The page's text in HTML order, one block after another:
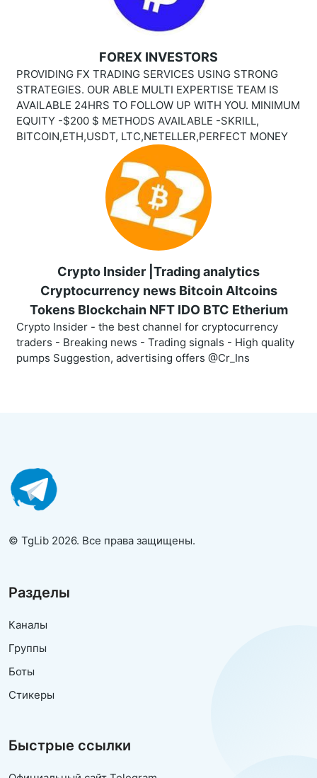
FOREX INVESTORS
PROVIDING FX TRADING SERVICES USING STRONG
STRATEGIES. OUR ABLE MULTI EXPERTISE TEAM IS
AVAILABLE 24HRS TO FOLLOW UP WITH YOU. MINIMUM
EQUITY -$200 $ METHODS AVAILABLE -SKRILL,
BITCOIN,ETH,USDT, LTC,NETELLER,PERFECT MONEY
Crypto Insider |Trading analytics
Cryptocurrency news Bitcoin Altcoins
Tokens Blockchain NFT IDO BTC Etherium
Crypto Insider - the best channel for cryptocurrency
traders - Breaking news - Trading signals - High quality
pumps Suggestion, advertising offers @Cr_Ins
© TgLib 2026. Все права защищены.
Разделы
Каналы
Группы
Боты
Стикеры
Быстрые ссылки